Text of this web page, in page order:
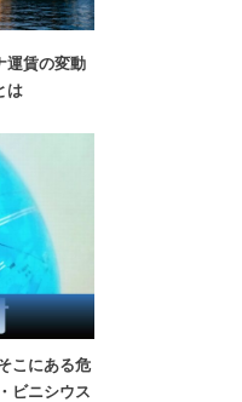
運賃の変動
は
こにある危
ビニシウス